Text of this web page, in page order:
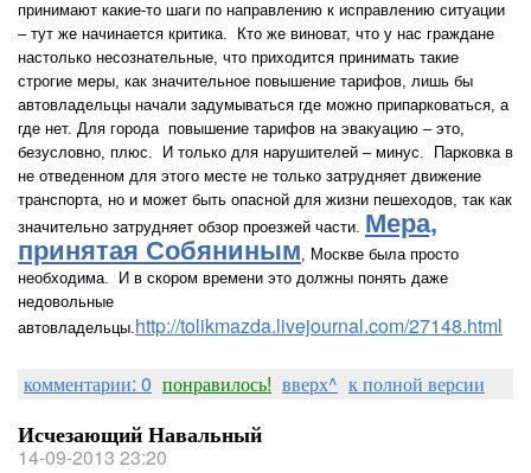
принимают какие-то шаги по направлению к исправлению ситуации
– тут же начинается критика. Кто же виноват, что у нас граждане
настолько несознательные, что приходится принимать такие
строгие меры, как значительное повышение тарифов, лишь бы
автовладельцы начали задумываться где можно припарковаться, а
где нет. Для города повышение тарифов на эвакуацию – это,
безусловно, плюс. И только для нарушителей – минус. Парковка в
не отведенном для этого месте не только затрудняет движение
транспорта, но и может быть опасной для жизни пешеходов, так как
значительно затрудняет обзор проезжей части. Мера,
принятая Собяниным, Москве была просто
необходима. И в скором времени это должны понять даже
недовольные
автовладельцы.http://tolikmazda.livejournal.com/27148.html
комментарии: 0 понравилось! вверх^ к полной версии
Исчезающий Навальный
14-09-2013 23:20